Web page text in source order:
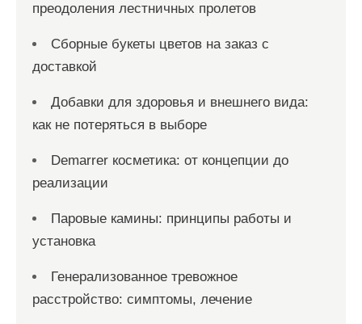
преодоления лестничных пролетов
Сборные букеты цветов на заказ с
доставкой
Добавки для здоровья и внешнего вида:
как не потеряться в выборе
Demarrer косметика: от концепции до
реализации
Паровые камины: принципы работы и
установка
Генерализованное тревожное
расстройство: симптомы, лечение